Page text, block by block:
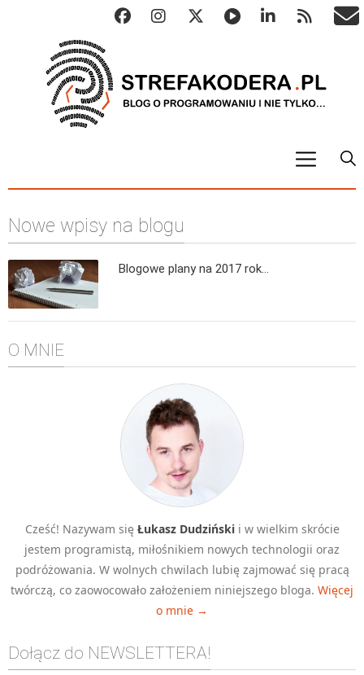
ALGO
Metody numeryczne
Algorytmy wyszukiwania
Inne
C++
Elementarz Java
Pascal
HTML 5
CSS 3
Django
Nowe wpisy na blogu
Blogowe plany na 2017 rok…
O MNIE
Cześć! Nazywam się Łukasz Dudzińskii w wielkim skrócie
jestem programistą, miłośnikiem nowych technologii oraz
podróżowania. W wolnych chwilach lubię zajmować się pracą
twórczą, co zaowocowało założeniem niniejszego bloga. Więcej
o mnie →
Dołącz do NEWSLETTERA!